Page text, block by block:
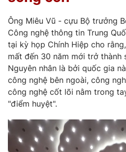
Ông Miêu Vũ - cựu Bộ trưởng
Công nghệ thông tin Trung
tại kỳ họp Chính Hiệp cho
mất đến 30 năm mới trở thành
Nguyên nhân là bởi quốc gia
công nghệ bên ngoài, công
công nghệ cốt lõi nằm trong
"điểm huyệt".